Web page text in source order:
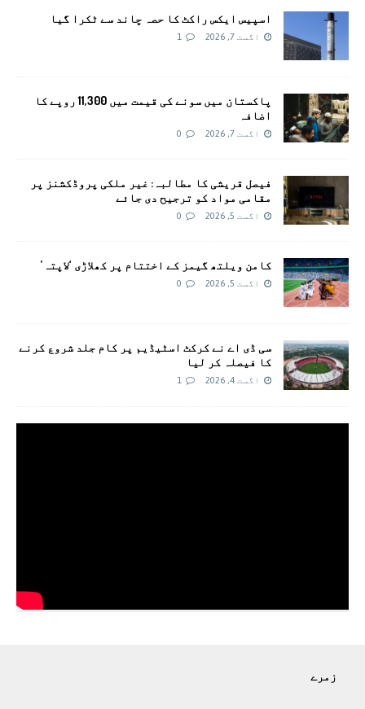
اسپیس ایکس راکٹ کا حصہ چاند سے ٹکرا گیا
اگست 7, 2026 1
پاکستان میں سونے کی قیمت میں 11,300 روپے کا
اضافہ
اگست 7, 2026 0
فیصل قریشی کا مطالبہ: غیر ملکی پروڈکشنز پر
مقامی مواد کو ترجیح دی جائے
اگست 5, 2026 0
کامن ویلتھ گیمز کے اختتام پر کھلاڑی ‘لاپتہ’
اگست 5, 2026 0
سی ڈی اے نے کرکٹ اسٹیڈیم پر کام جلد شروع کرنے
کا فیصلہ کر لیا
اگست 4, 2026 1
زمرے